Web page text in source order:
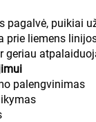
pagalvė, puikiai
prie liemens
geriau
palengvinimas